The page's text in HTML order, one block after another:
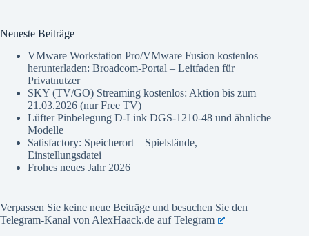
Neueste Beiträge
VMware Workstation Pro/VMware Fusion kostenlos
herunterladen: Broadcom-Portal – Leitfaden für
Privatnutzer
SKY (TV/GO) Streaming kostenlos: Aktion bis zum
21.03.2026 (nur Free TV)
Lüfter Pinbelegung D-Link DGS-1210-48 und ähnliche
Modelle
Satisfactory: Speicherort – Spielstände,
Einstellungsdatei
Frohes neues Jahr 2026
Verpassen Sie keine neue Beiträge und besuchen Sie den
Telegram-Kanal von AlexHaack.de aufTelegram